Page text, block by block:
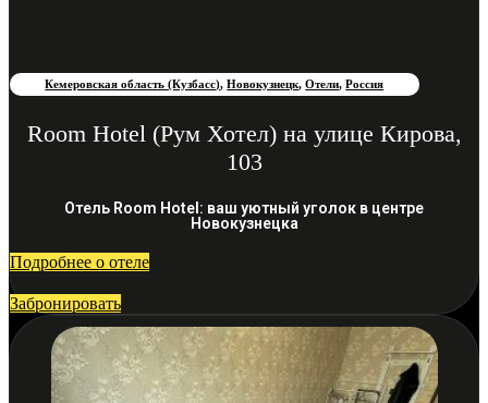
Кемеровская область (Кузбасс),Новокузнецк,Отели,Россия
Room Hotel (Рум Хотел) на улице Кирова,
103
Отель Room Hotel: ваш уютный уголок в центре
Новокузнецка
Подробнее о отеле
Забронировать